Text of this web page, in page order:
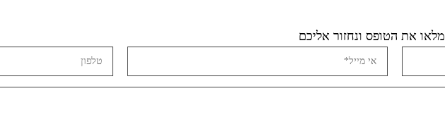
מלאו את הטופס ונחזור אליכם